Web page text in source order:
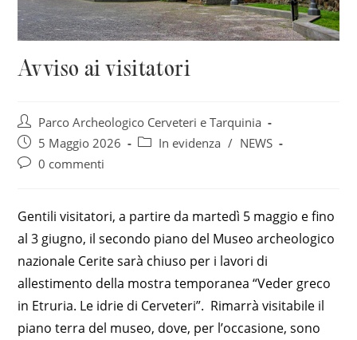
Avviso ai visitatori
Autore
dell'articolo:
Parco Archeologico Cerveteri e Tarquinia
Articolo
pubblicato:
5 Maggio 2026
Categoria
In evidenza / NEWS
Commenti
0 commenti
Gentili visitatori, a partire da martedì 5 maggio e fino
al 3 giugno, il secondo piano del Museo archeologico
nazionale Cerite sarà chiuso per i lavori di
allestimento della mostra temporanea “Veder greco
in Etruria. Le idrie di Cerveteri”. Rimarrà visitabile il
piano terra del museo, dove, per l’occasione, sono